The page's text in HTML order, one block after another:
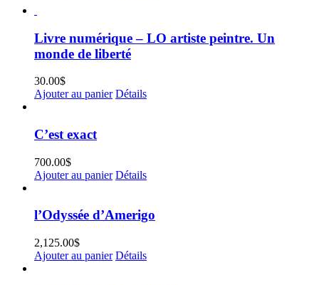
Livre numérique – LO artiste peintre. Un
monde de liberté
30.00$
Ajouter au panier Détails
C’est exact
700.00$
Ajouter au panier Détails
l’Odyssée d’Amerigo
2,125.00$
Ajouter au panier Détails